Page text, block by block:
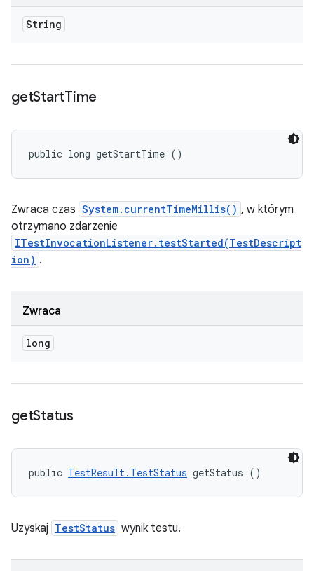
String
getStartTime
public long getStartTime ()
Zwraca czas System.currentTimeMillis() , w którym
otrzymano zdarzenie
ITestInvocationListener.testStarted(TestDescript
ion) .
Zwraca
long
getStatus
public TestResult.TestStatus getStatus ()
Uzyskaj TestStatus wynik testu.